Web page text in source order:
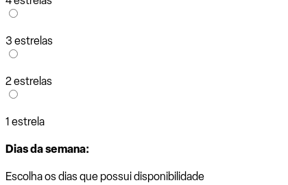
3 estrelas
2 estrelas
1 estrela
Dias da semana:
Escolha os dias que possui disponibilidade